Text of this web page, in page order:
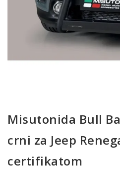
Misutonida Bull
crni za Jeep
certifikatom